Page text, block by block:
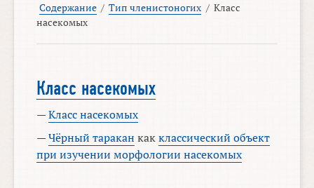
Содержание / Тип членистоногих / Класс
насекомых
Класс насекомых
—Класс насекомых
—Чёрный таракан какклассический объект
при изучении морфологии насекомых